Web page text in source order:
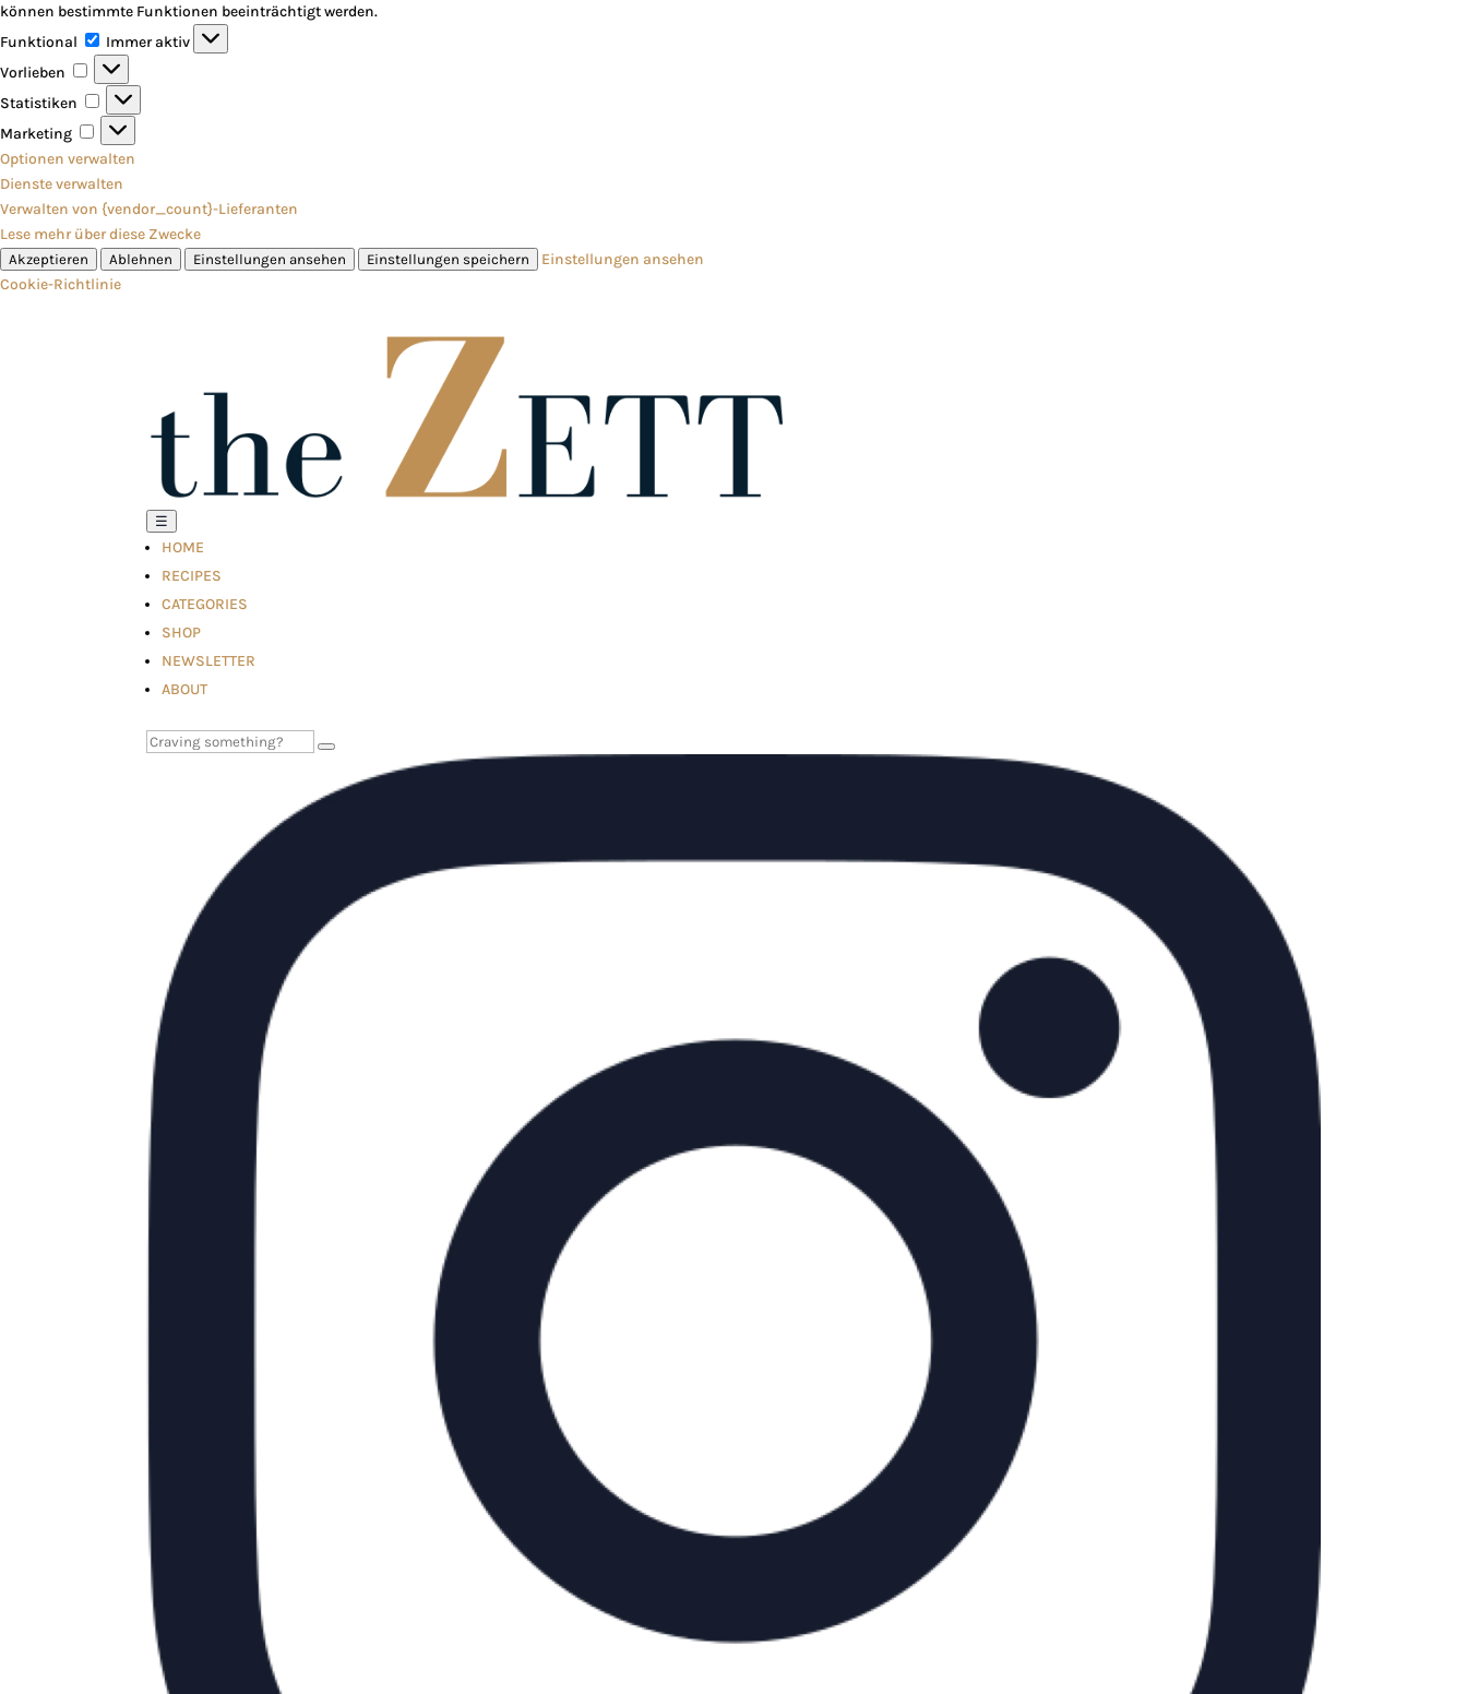
können bestimmte Funktionen beeinträchtigt werden.
Funktional
Funktional
Immer aktiv
Vorlieben
Vorlieben
Statistiken
Statistiken
Marketing
Marketing
Optionen verwalten
Dienste verwalten
Verwalten von {vendor_count}-Lieferanten
Lese mehr über diese Zwecke
Akzeptieren Ablehnen Einstellungen ansehen Einstellungen speichern
Einstellungen ansehen
Cookie-Richtlinie
☰
HOME
RECIPES
CATEGORIES
SHOP
NEWSLETTER
ABOUT